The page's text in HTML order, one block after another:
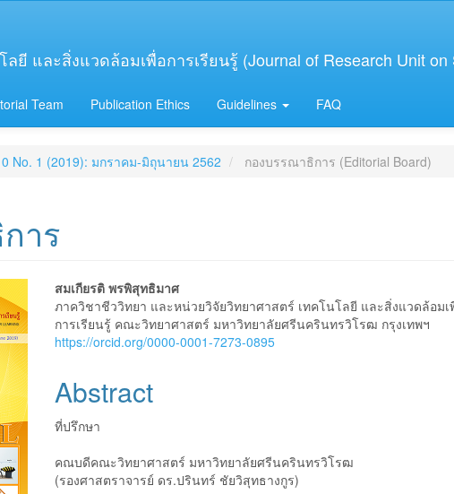
และสิ่งแวดล้อมเพื่อการเรียนรู้ (Journal of Research Unit on
Team Publication Ethics Guidelines FAQ
No. 1 (2019): มกราคม-มิถุนายน 2562 กองบรรณาธิการ (Editorial Board)
าร
Main
Article
Content
สมเกียรติ พรพิสุทธิมาศ
ภาควิชาชีววิทยา และหน่วยวิจัยวิทยาศาสตร์ เทคโนโลยี และสิ่งแวดล้อมเ
การเรียนรู้ คณะวิทยาศาสตร์ มหาวิทยาลัยศรีนครินทรวิโรฒ กรุงเทพฯ
https://orcid.org/0000-0001-7273-0895
Abstract
ที่ปรึกษา
คณบดีคณะวิทยาศาสตร์ มหาวิทยาลัยศรีนครินทรวิโรฒ
(รองศาสตราจารย์ ดร.ปรินทร์ ชัยวิสุทธางกูร)